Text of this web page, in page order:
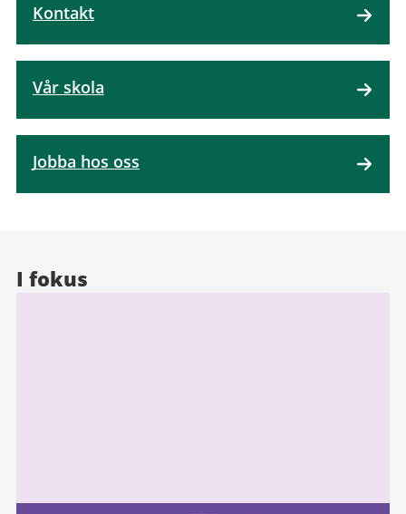
Kontakt
Vår skola
Jobba hos oss
I fokus